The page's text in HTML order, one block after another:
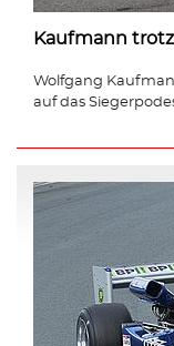
Kaufmann
Wolfgang
auf das